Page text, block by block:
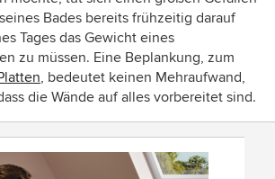
Bades bereits frühzeitig darauf
Tages das Gewicht eines
zu müssen. Eine Beplankung, zum
, bedeutet keinen Mehraufwand,
die Wände auf alles vorbereitet sind.